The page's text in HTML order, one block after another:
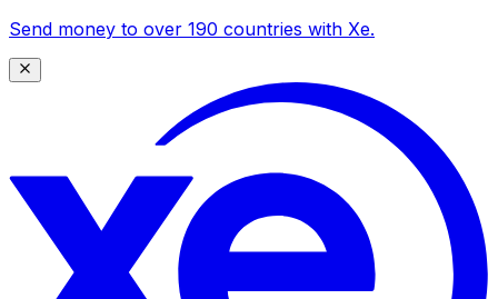
Send money to over 190 countries with Xe.